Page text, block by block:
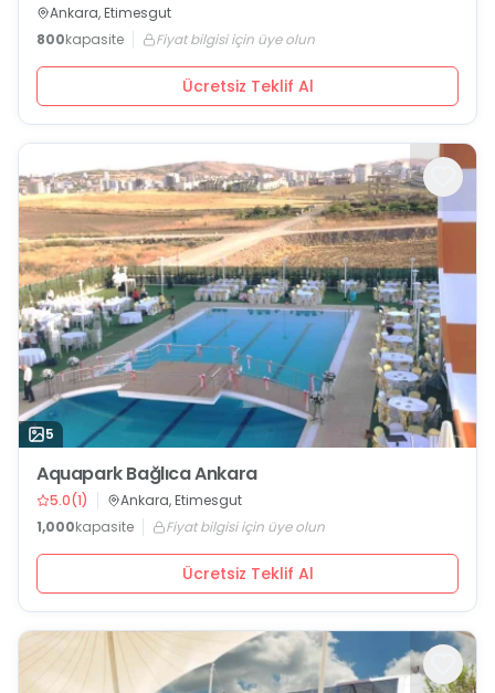
Ankara, Etimesgut
800kapasite Fiyat bilgisi için üye olun
Ücretsiz Teklif Al
5
Aquapark Bağlıca Ankara
5.0(1)
Ankara, Etimesgut
1,000kapasite Fiyat bilgisi için üye olun
Ücretsiz Teklif Al